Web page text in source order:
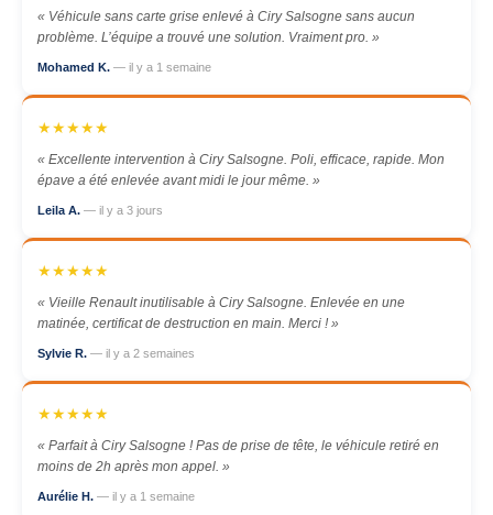
« Véhicule sans carte grise enlevé à Ciry Salsogne sans aucun
problème. L’équipe a trouvé une solution. Vraiment pro. »
Mohamed K. — il y a 1 semaine
★★★★★
« Excellente intervention à Ciry Salsogne. Poli, efficace, rapide. Mon
épave a été enlevée avant midi le jour même. »
Leila A. — il y a 3 jours
★★★★★
« Vieille Renault inutilisable à Ciry Salsogne. Enlevée en une
matinée, certificat de destruction en main. Merci ! »
Sylvie R. — il y a 2 semaines
★★★★★
« Parfait à Ciry Salsogne ! Pas de prise de tête, le véhicule retiré en
moins de 2h après mon appel. »
Aurélie H. — il y a 1 semaine